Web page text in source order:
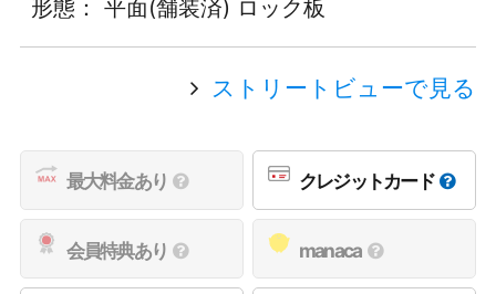
形態： 平面(舗装済) ロック板
ストリートビューで見る
最大料金あり クレジットカード
会員特典あり manaca